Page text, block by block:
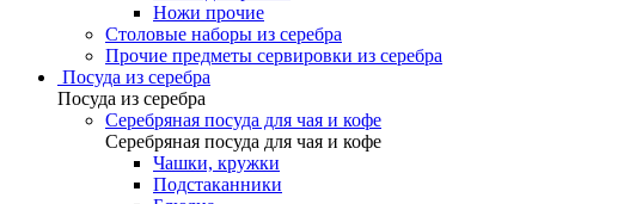
Ножи прочие
Столовые наборы из серебра
Прочие предметы сервировки из серебра
Посуда из серебра
Посуда из серебра
Серебряная посуда для чая и кофе
Серебряная посуда для чая и кофе
Чашки, кружки
Подстаканники